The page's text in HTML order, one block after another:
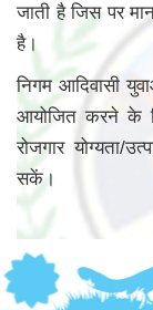
जाती है जिस पर
है।
निगम आदिवासी
आयोजित करने के
रोजगार योग्यता/
सकें।